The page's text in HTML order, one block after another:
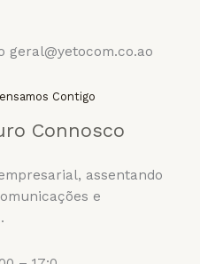
geral@yetocom.co.ao
Contigo
Connosco
assentando
e